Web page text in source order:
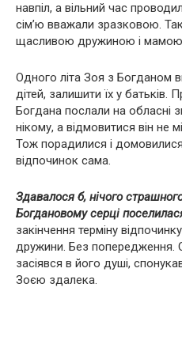
навпіл, а вільний час
сім’ю вважали зразковою.
щасливою дружиною і мамою
Одного літа Зоя з Богданом
дітей, залишити їх у
Богдана послали на обласні
нікому, а відмовитися він не
Тож порадилися і
відпочинок сама.
Здавалося б, нічого
Богдановому серці
закінчення терміну
дружини. Без попередження.
засіявся в його душі,
Зоєю здалека.